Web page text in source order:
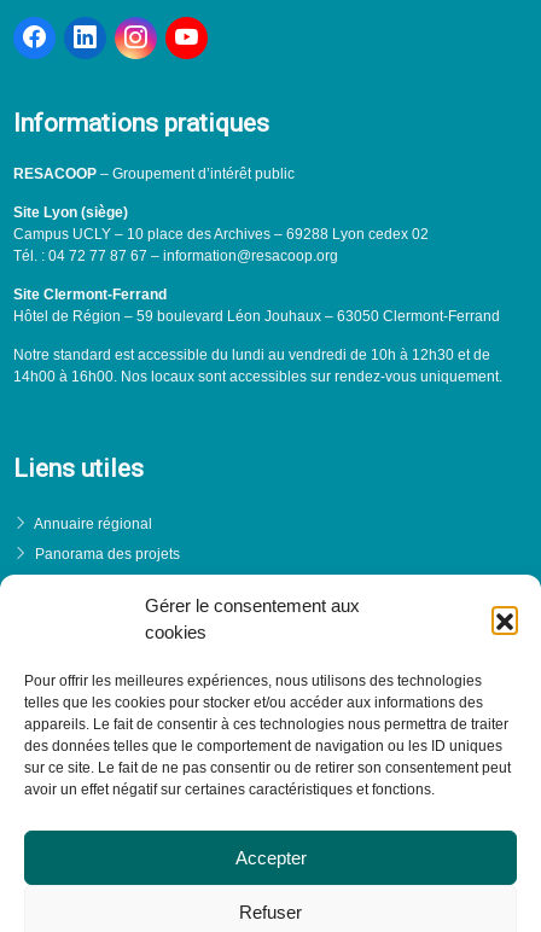
Gérer le consentement aux
cookies
Pour offrir les meilleures expériences, nous utilisons des technologies
telles que les cookies pour stocker et/ou accéder aux informations des
appareils. Le fait de consentir à ces technologies nous permettra de traiter
des données telles que le comportement de navigation ou les ID uniques
sur ce site. Le fait de ne pas consentir ou de retirer son consentement peut
avoir un effet négatif sur certaines caractéristiques et fonctions.
Accepter
Refuser
Informations pratiques
RESACOOP– Groupement d’intérêt public
Site Lyon (siège)
Campus UCLY – 10 place des Archives – 69288 Lyon cedex 02
Tél. : 04 72 77 87 67 – information@resacoop.org
Site Clermont-Ferrand
Hôtel de Région – 59 boulevard Léon Jouhaux – 63050 Clermont-Ferrand
Notre standard est accessible du lundi au vendredi de 10h à 12h30 et de
14h00 à 16h00. Nos locaux sont accessibles sur rendez-vous uniquement.
Liens utiles
Annuaire régional
Panorama des projets